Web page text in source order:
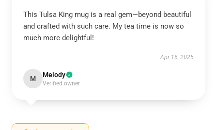
This Tulsa King mug is a real gem—beyond beautiful
and crafted with such care. My tea time is now so
much more delightful!
Apr 16, 2025
M Melody
Verified owner